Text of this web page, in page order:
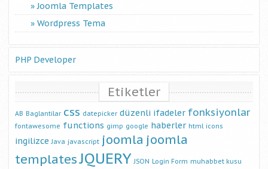
Joomla Templates
Wordpress Tema
PHP Developer
Etiketler
AB Baglantilar css datepicker düzenli ifadeler fonksiyonlar
fontawesome functions gimp google haberler html icons
ingilizce Java javascript joomla joomla
templatesJQUERY JSON Login Form muhabbet kusu